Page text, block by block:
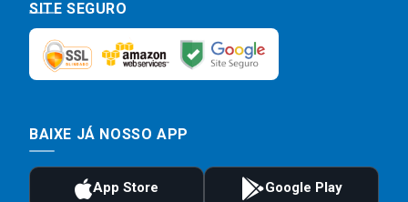
SITE SEGURO
BAIXE JÁ NOSSO APP